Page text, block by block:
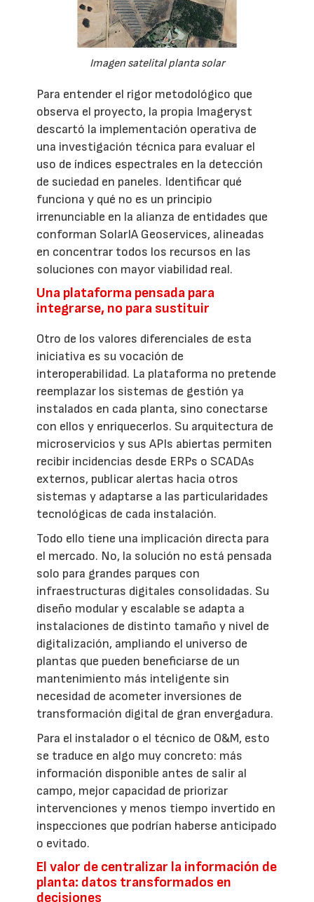
Imagen satelital planta solar
Para entender el rigor metodológico que
observa el proyecto, la propia Imageryst
descartó la implementación operativa de
una investigación técnica para evaluar el
uso de índices espectrales en la detección
de suciedad en paneles. Identificar qué
funciona y qué no es un principio
irrenunciable en la alianza de entidades que
conforman SolarIA Geoservices, alineadas
en concentrar todos los recursos en las
soluciones con mayor viabilidad real.
Una plataforma pensada para
integrarse, no para sustituir
Otro de los valores diferenciales de esta
iniciativa es su vocación de
interoperabilidad. La plataforma no pretende
reemplazar los sistemas de gestión ya
instalados en cada planta, sino conectarse
con ellos y enriquecerlos. Su arquitectura de
microservicios y sus APIs abiertas permiten
recibir incidencias desde ERPs o SCADAs
externos, publicar alertas hacia otros
sistemas y adaptarse a las particularidades
tecnológicas de cada instalación.
Todo ello tiene una implicación directa para
el mercado. No, la solución no está pensada
solo para grandes parques con
infraestructuras digitales consolidadas. Su
diseño modular y escalable se adapta a
instalaciones de distinto tamaño y nivel de
digitalización, ampliando el universo de
plantas que pueden beneficiarse de un
mantenimiento más inteligente sin
necesidad de acometer inversiones de
transformación digital de gran envergadura.
Para el instalador o el técnico de O&M, esto
se traduce en algo muy concreto: más
información disponible antes de salir al
campo, mejor capacidad de priorizar
intervenciones y menos tiempo invertido en
inspecciones que podrían haberse anticipado
o evitado.
El valor de centralizar la información de
planta: datos transformados en
decisiones